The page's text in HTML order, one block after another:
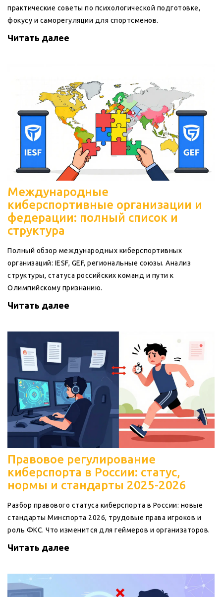
практические советы по психологической подготовке,
фокусу и саморегуляции для спортсменов.
Читать далее
Международные
киберспортивные организации и
федерации: полный список и
структура
Полный обзор международных киберспортивных
организаций: IESF, GEF, региональные союзы. Анализ
структуры, статуса российских команд и пути к
Олимпийскому признанию.
Читать далее
Правовое регулирование
киберспорта в России: статус,
нормы и стандарты 2025-2026
Разбор правового статуса киберспорта в России: новые
стандарты Минспорта 2026, трудовые права игроков и
роль ФКС. Что изменится для геймеров и организаторов.
Читать далее